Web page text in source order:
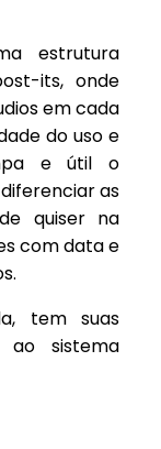
estrutura
its, onde
em cada
do uso e
e útil o
as
quiser na
com data e
tem suas
ao sistema